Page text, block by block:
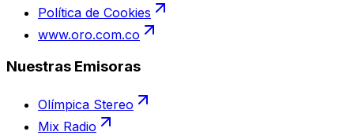
Política de Cookies
www.oro.com.co
Nuestras Emisoras
Olímpica Stereo
Mix Radio